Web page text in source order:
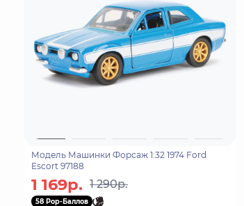
Модель Машинки Форсаж 1:32 1974 Ford
Escort 97188
1 169р. 1 290р.
58 Pop-Баллов